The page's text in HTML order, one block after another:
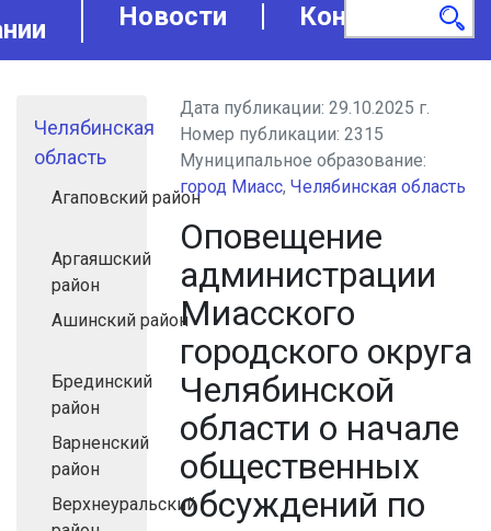
Новости Контакты
Челябинская
область
Агаповский район
Аргаяшский
район
Ашинский район
Брединский
район
Варненский
район
Верхнеуральский
Дата публикации:29.10.2025 г.
Номер публикации:2315
Муниципальное образование:
город Миасс,Челябинская область
Оповещение
администрации
Миасского
городского округа
Челябинской
области о начале
общественных
обсуждений по